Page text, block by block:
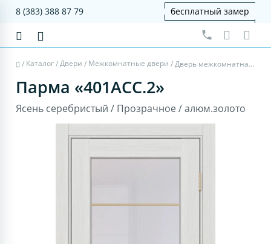
8 (383) 388 87 79 бесплатный замер
/ Каталог/Двери / Межкомнатные двери / Дверь межкомнатная Парма 401АСС.2 - ясень серебристый, прозрачное, алюм.золото
Парма «401АСС.2»
Ясень серебристый / Прозрачное / алюм.золото